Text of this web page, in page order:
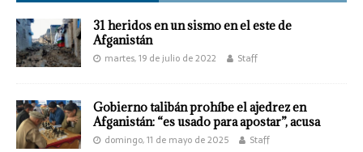
31 heridos en un sismo en el este de
Afganistán
martes, 19 de julio de 2022 Staff
Gobierno talibán prohíbe el ajedrez en
Afganistán: “es usado para apostar”, acusa
domingo, 11 de mayo de 2025 Staff